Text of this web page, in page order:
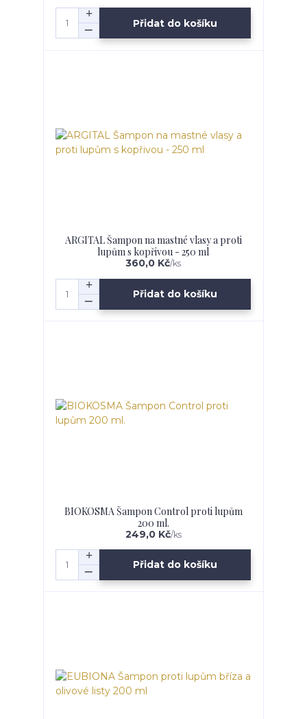
Přidat do košíku
ARGITAL Šampon na mastné vlasy a proti
lupům s kopřivou - 250 ml
360,0 Kč/ks
Přidat do košíku
BIOKOSMA Šampon Control proti lupům
200 ml.
249,0 Kč/ks
Přidat do košíku